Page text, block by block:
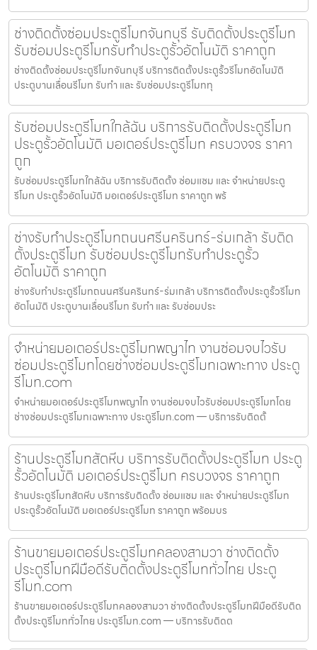
ช่างติดตั้งซ่อมประตูรีโมทจันทบุรี รับติดตั้งประตูรีโมท
รับซ่อมประตูรีโมทรับทำประตูรั้วอัตโนมัติ ราคาถูก
ช่างติดตั้งซ่อมประตูรีโมทจันทบุรี บริการติดตั้งประตูรั้วรีโมทอัตโนมัติ
ประตูบานเลื่อนรีโมท รับทำ และ รับซ่อมประตูรีโมททุ
รับซ่อมประตูรีโมทใกล้ฉัน บริการรับติดตั้งประตูรีโมท
ประตูรั้วอัตโนมัติ มอเตอร์ประตูรีโมท ครบวงจร ราคา
ถูก
รับซ่อมประตูรีโมทใกล้ฉัน บริการรับติดตั้ง ซ่อมแซม และ จำหน่ายประตู
รีโมท ประตูรั้วอัตโนมัติ มอเตอร์ประตูรีโมท ราคาถูก พร้
ช่างรับทำประตูรีโมทถนนศรีนครินทร์-ร่มเกล้า รับติด
ตั้งประตูรีโมท รับซ่อมประตูรีโมทรับทำประตูรั้ว
อัตโนมัติ ราคาถูก
ช่างรับทำประตูรีโมทถนนศรีนครินทร์-ร่มเกล้า บริการติดตั้งประตูรั้วรีโมท
อัตโนมัติ ประตูบานเลื่อนรีโมท รับทำ และ รับซ่อมประ
จำหน่ายมอเตอร์ประตูรีโมทพญาไท งานซ่อมจบไวรับ
ซ่อมประตูรีโมทโดยช่างซ่อมประตูรีโมทเฉพาะทาง ประตู
รีโมท.com
จำหน่ายมอเตอร์ประตูรีโมทพญาไท งานซ่อมจบไวรับซ่อมประตูรีโมทโดย
ช่างซ่อมประตูรีโมทเฉพาะทาง ประตูรีโมท.com — บริการรับติดตั้
ร้านประตูรีโมทสัตหีบ บริการรับติดตั้งประตูรีโมท ประตู
รั้วอัตโนมัติ มอเตอร์ประตูรีโมท ครบวงจร ราคาถูก
ร้านประตูรีโมทสัตหีบ บริการรับติดตั้ง ซ่อมแซม และ จำหน่ายประตูรีโมท
ประตูรั้วอัตโนมัติ มอเตอร์ประตูรีโมท ราคาถูก พร้อมบร
ร้านขายมอเตอร์ประตูรีโมทคลองสามวา ช่างติดตั้ง
ประตูรีโมทฝีมือดีรับติดตั้งประตูรีโมททั่วไทย ประตู
รีโมท.com
ร้านขายมอเตอร์ประตูรีโมทคลองสามวา ช่างติดตั้งประตูรีโมทฝีมือดีรับติด
ตั้งประตูรีโมททั่วไทย ประตูรีโมท.com — บริการรับติดต